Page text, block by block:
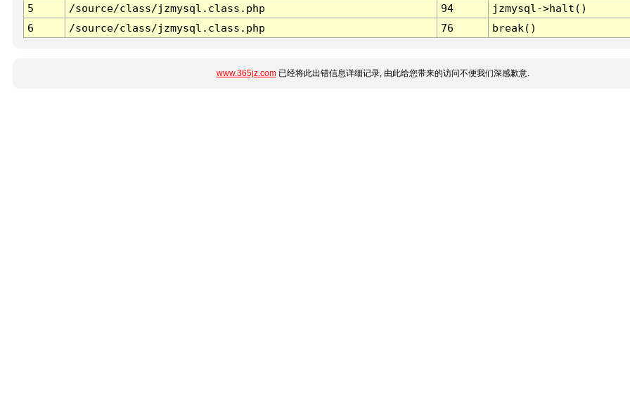
5
/source/class/jzmysql.class.php 94
jzmysql->halt()
6
/source/class/jzmysql.class.php 76 break()
www.365jz.com已经将此出错信息详细记录, 由此给您带来的访问不便我们深感歉意.